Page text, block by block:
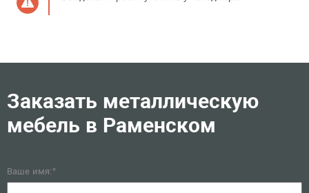
Заказать металлическую
мебель в Раменском
Ваше имя:*